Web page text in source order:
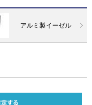
アルミ製イーゼル